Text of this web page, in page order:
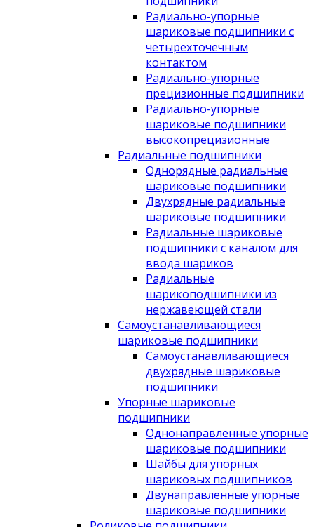
Радиально-упорные
шариковые подшипники с
четырехточечным
контактом
Радиально-упорные
прецизионные подшипники
Радиально-упорные
шариковые подшипники
высокопрецизионные
Радиальные подшипники
Однорядные радиальные
шариковые подшипники
Двухрядные радиальные
шариковые подшипники
Радиальные шариковые
подшипники с каналом для
ввода шариков
Радиальные
шарикоподшипники из
нержавеющей стали
Самоустанавливающиеся
шариковые подшипники
Самоустанавливающиеся
двухрядные шариковые
подшипники
Упорные шариковые
подшипники
Однонаправленные упорные
шариковые подшипники
Шайбы для упорных
шариковых подшипников
Двунаправленные упорные
шариковые подшипники